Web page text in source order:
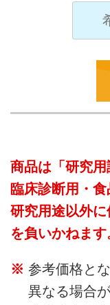
商品は「研究
臨床診断用・食
研究用途以外
を負いかねます
参考価格と
異なる場合